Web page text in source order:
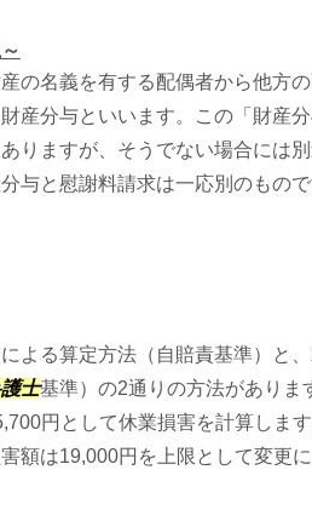
の名義を有する配偶者から他方
産分与といいます。この「財産分
りますが、そうでない場合には
与と慰謝料請求は一応別のもの
よる算定方法（自賠責基準）と
士基準）の2通りの方法がありま
円として休業損害を計算しま
額は19,000円を上限として変更